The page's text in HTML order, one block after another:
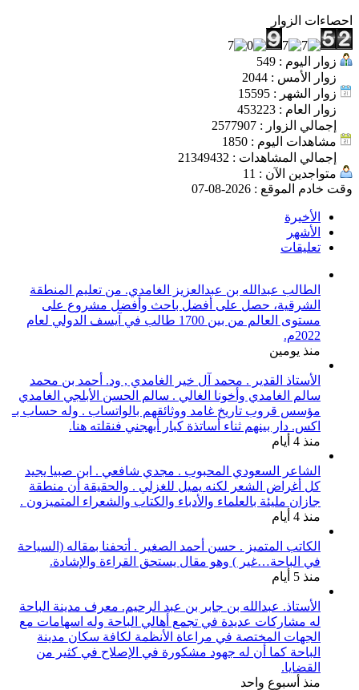
احصاءات الزوار
زوار اليوم : 549
زوار الأمس : 2044
زوار الشهر : 15595
زوار العام : 453223
إجمالي الزوار : 2577907
مشاهدات اليوم : 1850
إجمالي المشاهدات : 21349432
متواجدين الآن : 11
وقت خادم الموقع : 2026-08-07
الأخيرة
الأشهر
تعليقات
الطالب عبدالله بن عبدالعزيز الغامدي. من تعليم المنطقة
الشرقية، حصل على أفضل باحث وأفضل مشروع على
مستوى العالم من بين 1700 طالب في آيسف الدولي لعام
2022م.
منذ يومين
الأستاذ القدير . محمد آل خير الغامدي , ود. أحمد بن محمد
سالم الغامدي وأخونا الغالي . سالم الحسن الأبلجي الغامدي
مؤسس قروب تاريخ غامد ووثائقهم بالواتساب . وله حساب بـ
اكس. دار بينهم ثناء أساتذة كبار أبهجني فنقلته هنا.
منذ 4 أيام
الشاعر السعودي المحبوب . مجدي شافعي . ابن صبيا يجيد
كل أغراض الشعر لكنه يميل للغزلي . والحقيقة أن منطقة
جازان مليئة بالعلماء والأدباء والكتاب والشعراء المتميزون .
منذ 4 أيام
الكاتب المتميز . حسن أحمد الصغير . أتحفنا بمقاله (السياحة
في الباحة…غير ) وهو مقال يستحق القراءة والإشادة.
منذ 5 أيام
الأستاذ. عبدالله بن جابر بن عبد الرحيم. معرف مدينة الباحة
له مشاركات عديدة في تجمع أهالي الباحة وله اسهامات مع
الجهات المختصة في مراعاة الأنظمة لكافة سكان مدينة
الباحة كما أن له جهود مشكورة في الإصلاح في كثير من
القضايا.
منذ أسبوع واحد